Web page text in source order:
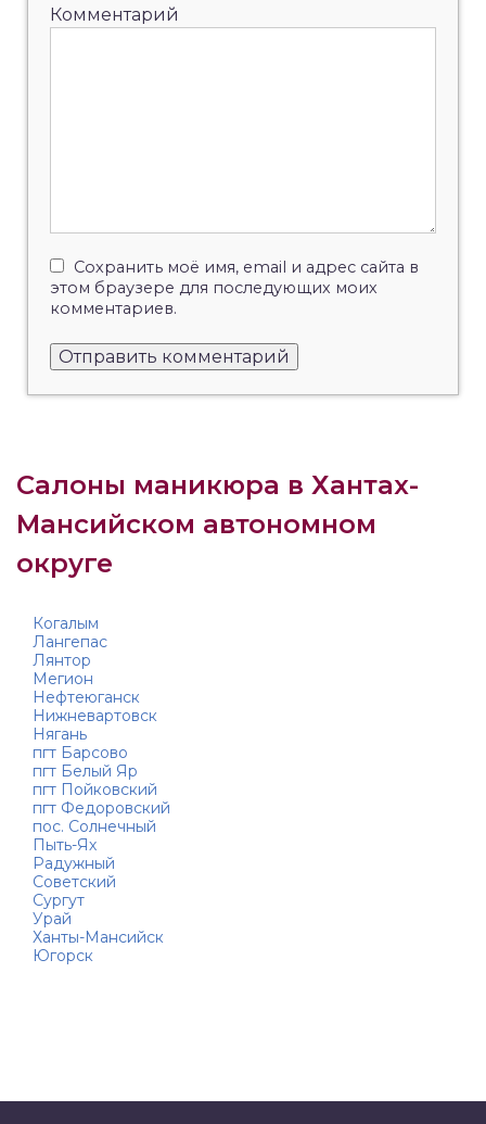
Комментарий
Сохранить моё имя, email и адрес сайта в
этом браузере для последующих моих
комментариев.
Салоны маникюра в Хантах-
Мансийском автономном
округе
Когалым
Лангепас
Лянтор
Мегион
Нефтеюганск
Нижневартовск
Нягань
пгт Барсово
пгт Белый Яр
пгт Пойковский
пгт Федоровский
пос. Солнечный
Пыть-Ях
Радужный
Советский
Сургут
Урай
Ханты-Мансийск
Югорск